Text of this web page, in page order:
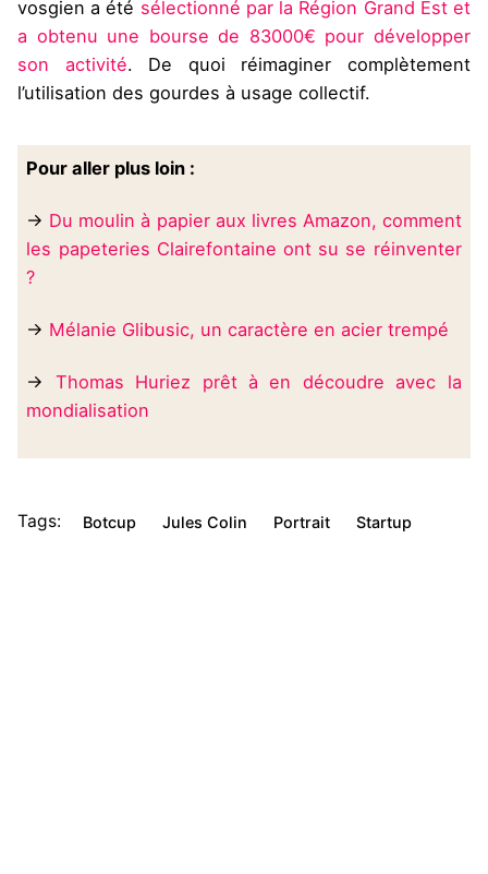
vosgien a été sélectionné par la Région Grand Est et
a obtenu une bourse de 83000€ pour développer
son activité. De quoi réimaginer complètement
l’utilisation des gourdes à usage collectif.
Pour aller plus loin :
→ Du moulin à papier aux livres Amazon, comment
les papeteries Clairefontaine ont su se réinventer
?
→ Mélanie Glibusic, un caractère en acier trempé
→ Thomas Huriez prêt à en découdre avec la
mondialisation
Tags: Botcup Jules Colin Portrait Startup